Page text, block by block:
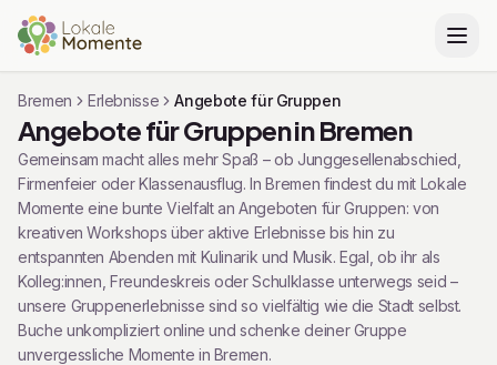
Bremen Erlebnisse Angebote für Gruppen
Angebote für Gruppen in Bremen
Gemeinsam macht alles mehr Spaß – ob Junggesellenabschied,
Firmenfeier oder Klassenausflug. In Bremen findest du mit Lokale
Momente eine bunte Vielfalt an Angeboten für Gruppen: von
kreativen Workshops über aktive Erlebnisse bis hin zu
entspannten Abenden mit Kulinarik und Musik. Egal, ob ihr als
Kolleg:innen, Freundeskreis oder Schulklasse unterwegs seid –
unsere Gruppenerlebnisse sind so vielfältig wie die Stadt selbst.
Buche unkompliziert online und schenke deiner Gruppe
unvergessliche Momente in Bremen.